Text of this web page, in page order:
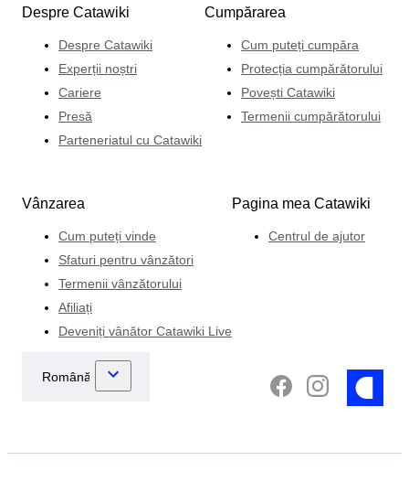
Despre Catawiki
Despre Catawiki
Experții noștri
Cariere
Presă
Parteneriatul cu Catawiki
Cumpărarea
Cum puteți cumpăra
Protecția cumpărătorului
Povești Catawiki
Termenii cumpărătorului
Vânzarea
Cum puteți vinde
Sfaturi pentru vânzători
Termenii vânzătorului
Afiliați
Deveniți vânător Catawiki Live
Pagina mea Catawiki
Centrul de ajutor